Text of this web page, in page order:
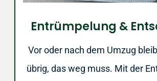
Entrümpelung &
Vor oder nach dem Umzug
übrig, das weg muss. Mit der